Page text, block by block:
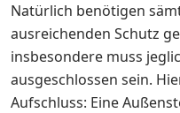
Natürlich benötigen
ausreichenden Schutz
insbesondere muss
ausgeschlossen sein.
Aufschluss: Eine